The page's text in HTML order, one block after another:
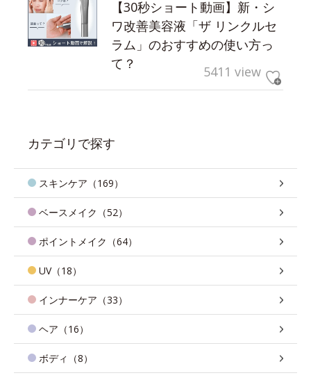
【30秒ショート動画】新・シ
ワ改善美容液「ザ リンクルセ
ラム」のおすすめの使い方っ
て？
5411 view
カテゴリで探す
スキンケア（169）
ベースメイク（52）
ポイントメイク（64）
UV（18）
インナーケア（33）
ヘア（16）
ボディ（8）